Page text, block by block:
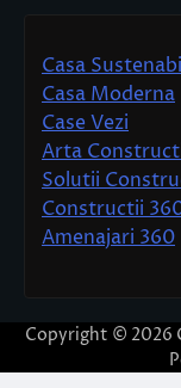
Casa
Casa Moderna
Case Vezi
Arta
Solutii
Constructii
Amenajari 360
Copyright © 2026